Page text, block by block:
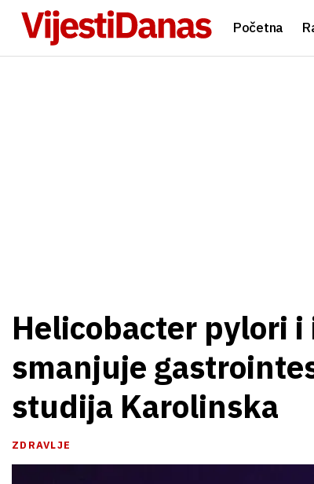
Početna
Helicobacter pylori
smanjuje
studija Karolinska
ZDRAVLJE